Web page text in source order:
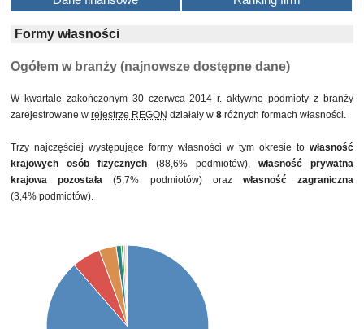
Formy własności
Ogółem w branży (najnowsze dostępne dane)
W kwartale zakończonym 30 czerwca 2014 r. aktywne podmioty z branży
zarejestrowane w rejestrze REGON działały w 8 różnych formach własności.
Trzy najczęściej występujące formy własności w tym okresie to własność
krajowych osób fizycznych (88,6% podmiotów), własność prywatna
krajowa pozostała (5,7% podmiotów) oraz własność zagraniczna
(3,4% podmiotów).